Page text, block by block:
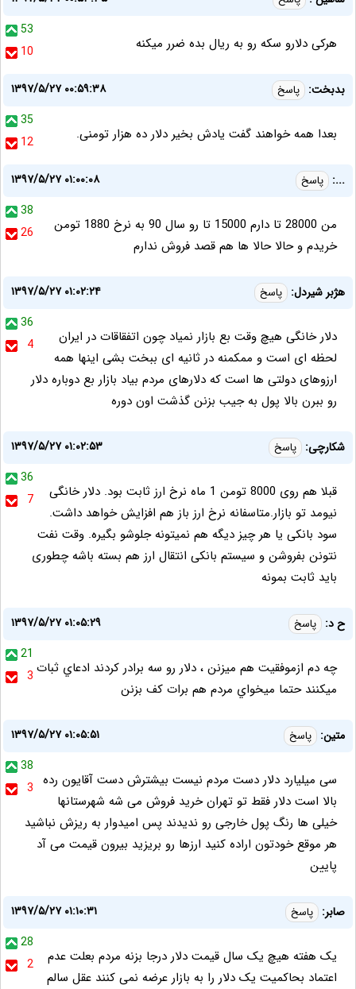
53
10
هرکی دلارو سکه رو به ریال بده ضرر میکنه
بدبخت: پاسخ
۱۳۹۷/۵/۲۷ ۰۰:۵۹:۳۸
35
12
بعدا همه خواهند گفت یادش بخیر دلار ده هزار تومنی.
...: پاسخ
۱۳۹۷/۵/۲۷ ۰۱:۰۰:۰۸
38
26
من 28000 تا دارم 15000 تا رو سال 90 به نرخ 1880 تومن
خریدم و حالا حالا ها هم قصد فروش ندارم
هژبر شیردل: پاسخ
۱۳۹۷/۵/۲۷ ۰۱:۰۲:۲۴
36
4
دلار خانگی هیچ وقت بع بازار نمیاد چون اتفقاقات در ایران
لحظه ای است و ممکمنه در ثانیه ای ببخت بشی اینها همه
ارزوهای دولتی ها است که دلارهای مردم بیاد بازار بع دوباره دلار
رو ببرن بالا پول به جیب بزنن گذشت اون دوره
شکارچی: پاسخ
۱۳۹۷/۵/۲۷ ۰۱:۰۲:۵۳
36
7
قبلا هم روی 8000 تومن 1 ماه نرخ ارز ثابت بود. دلار خانگی
نیومد تو بازار.متاسفانه نرخ ارز باز هم افزایش خواهد داشت.
سود بانکی یا هر چیز دیگه هم نمیتونه جلوشو بگیره. وقت نفت
نتونن بفروشن و سیستم بانکی انتقال ارز هم بسته باشه چطوری
باید ثابت بمونه
ح د: پاسخ
۱۳۹۷/۵/۲۷ ۰۱:۰۵:۲۹
21
3 چه دم ازموفقيت هم ميزنن ، دلار رو سه برادر كردند ادعاي ثبات
ميكنند حتما ميخواي مردم هم برات كف بزنن
متین: پاسخ
۱۳۹۷/۵/۲۷ ۰۱:۰۵:۵۱
38
3 سی میلیارد دلار دست مردم نیست بیشترش دست آقایون رده
بالا است دلار فقط تو تهران خرید فروش می شه شهرستانها
خیلی ها رنگ پول خارجی رو ندیدند پس امیدوار به ریزش نباشید
هر موقع خودتون اراده کنید ارزها رو بریزید بیرون قیمت می آد
پایین
صابر: پاسخ
۱۳۹۷/۵/۲۷ ۰۱:۱۰:۳۱
28
2
یک هفته هیچ یک سال قیمت دلار درجا بزنه مردم بعلت عدم
اعتماد بحاکمیت یک دلار را به بازار عرضه نمی کنند عقل سالم